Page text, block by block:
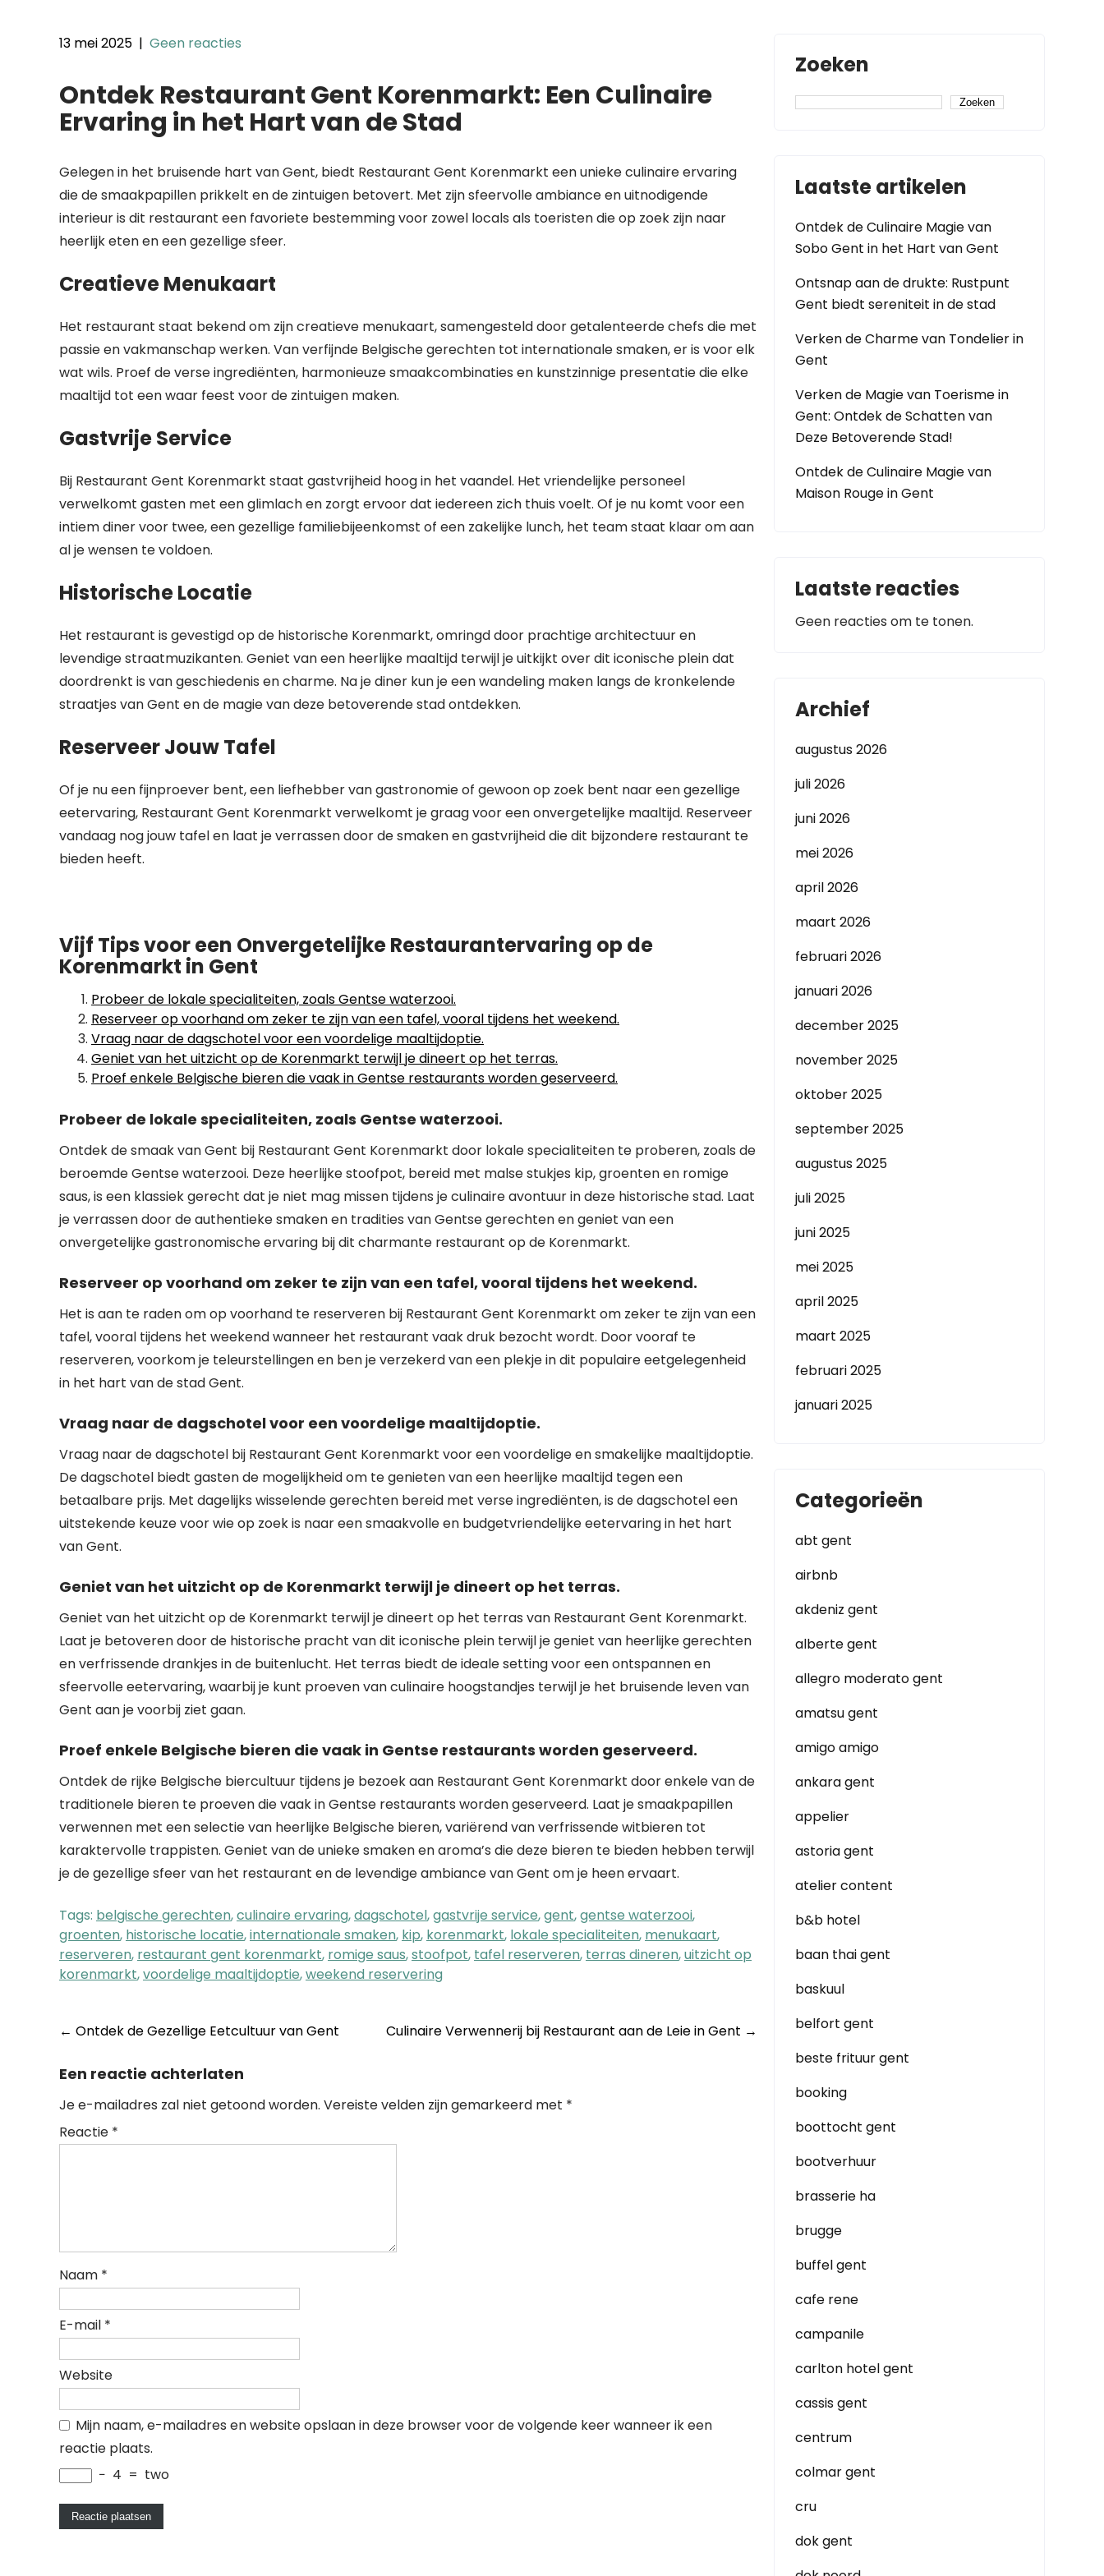
13 mei 2025 | Geen reacties
Ontdek Restaurant Gent Korenmarkt: Een Culinaire
Ervaring in het Hart van de Stad
Gelegen in het bruisende hart van Gent, biedt Restaurant Gent Korenmarkt een unieke culinaire ervaring
die de smaakpapillen prikkelt en de zintuigen betovert. Met zijn sfeervolle ambiance en uitnodigende
interieur is dit restaurant een favoriete bestemming voor zowel locals als toeristen die op zoek zijn naar
heerlijk eten en een gezellige sfeer.
Creatieve Menukaart
Het restaurant staat bekend om zijn creatieve menukaart, samengesteld door getalenteerde chefs die met
passie en vakmanschap werken. Van verfijnde Belgische gerechten tot internationale smaken, er is voor elk
wat wils. Proef de verse ingrediënten, harmonieuze smaakcombinaties en kunstzinnige presentatie die elke
maaltijd tot een waar feest voor de zintuigen maken.
Gastvrije Service
Bij Restaurant Gent Korenmarkt staat gastvrijheid hoog in het vaandel. Het vriendelijke personeel
verwelkomt gasten met een glimlach en zorgt ervoor dat iedereen zich thuis voelt. Of je nu komt voor een
intiem diner voor twee, een gezellige familiebijeenkomst of een zakelijke lunch, het team staat klaar om aan
al je wensen te voldoen.
Historische Locatie
Het restaurant is gevestigd op de historische Korenmarkt, omringd door prachtige architectuur en
levendige straatmuzikanten. Geniet van een heerlijke maaltijd terwijl je uitkijkt over dit iconische plein dat
doordrenkt is van geschiedenis en charme. Na je diner kun je een wandeling maken langs de kronkelende
straatjes van Gent en de magie van deze betoverende stad ontdekken.
Reserveer Jouw Tafel
Of je nu een fijnproever bent, een liefhebber van gastronomie of gewoon op zoek bent naar een gezellige
eetervaring, Restaurant Gent Korenmarkt verwelkomt je graag voor een onvergetelijke maaltijd. Reserveer
vandaag nog jouw tafel en laat je verrassen door de smaken en gastvrijheid die dit bijzondere restaurant te
bieden heeft.
Vijf Tips voor een Onvergetelijke Restaurantervaring op de
Korenmarkt in Gent
Probeer de lokale specialiteiten, zoals Gentse waterzooi.
Reserveer op voorhand om zeker te zijn van een tafel, vooral tijdens het weekend.
Vraag naar de dagschotel voor een voordelige maaltijdoptie.
Geniet van het uitzicht op de Korenmarkt terwijl je dineert op het terras.
Proef enkele Belgische bieren die vaak in Gentse restaurants worden geserveerd.
Probeer de lokale specialiteiten, zoals Gentse waterzooi.
Ontdek de smaak van Gent bij Restaurant Gent Korenmarkt door lokale specialiteiten te proberen, zoals de
beroemde Gentse waterzooi. Deze heerlijke stoofpot, bereid met malse stukjes kip, groenten en romige
saus, is een klassiek gerecht dat je niet mag missen tijdens je culinaire avontuur in deze historische stad. Laat
je verrassen door de authentieke smaken en tradities van Gentse gerechten en geniet van een
onvergetelijke gastronomische ervaring bij dit charmante restaurant op de Korenmarkt.
Reserveer op voorhand om zeker te zijn van een tafel, vooral tijdens het weekend.
Het is aan te raden om op voorhand te reserveren bij Restaurant Gent Korenmarkt om zeker te zijn van een
tafel, vooral tijdens het weekend wanneer het restaurant vaak druk bezocht wordt. Door vooraf te
reserveren, voorkom je teleurstellingen en ben je verzekerd van een plekje in dit populaire eetgelegenheid
in het hart van de stad Gent.
Vraag naar de dagschotel voor een voordelige maaltijdoptie.
Vraag naar de dagschotel bij Restaurant Gent Korenmarkt voor een voordelige en smakelijke maaltijdoptie.
De dagschotel biedt gasten de mogelijkheid om te genieten van een heerlijke maaltijd tegen een
betaalbare prijs. Met dagelijks wisselende gerechten bereid met verse ingrediënten, is de dagschotel een
uitstekende keuze voor wie op zoek is naar een smaakvolle en budgetvriendelijke eetervaring in het hart
van Gent.
Geniet van het uitzicht op de Korenmarkt terwijl je dineert op het terras.
Geniet van het uitzicht op de Korenmarkt terwijl je dineert op het terras van Restaurant Gent Korenmarkt.
Laat je betoveren door de historische pracht van dit iconische plein terwijl je geniet van heerlijke gerechten
en verfrissende drankjes in de buitenlucht. Het terras biedt de ideale setting voor een ontspannen en
sfeervolle eetervaring, waarbij je kunt proeven van culinaire hoogstandjes terwijl je het bruisende leven van
Gent aan je voorbij ziet gaan.
Proef enkele Belgische bieren die vaak in Gentse restaurants worden geserveerd.
Ontdek de rijke Belgische biercultuur tijdens je bezoek aan Restaurant Gent Korenmarkt door enkele van de
traditionele bieren te proeven die vaak in Gentse restaurants worden geserveerd. Laat je smaakpapillen
verwennen met een selectie van heerlijke Belgische bieren, variërend van verfrissende witbieren tot
karaktervolle trappisten. Geniet van de unieke smaken en aroma’s die deze bieren te bieden hebben terwijl
je de gezellige sfeer van het restaurant en de levendige ambiance van Gent om je heen ervaart.
Tags: belgische gerechten,culinaire ervaring,dagschotel,gastvrije service,gent,gentse waterzooi,
groenten, historische locatie,internationale smaken, kip, korenmarkt, lokale specialiteiten, menukaart,
reserveren, restaurant gent korenmarkt, romige saus,stoofpot, tafel reserveren, terras dineren,uitzicht op
korenmarkt,voordelige maaltijdoptie,weekend reservering
Post
navigation
← Ontdek de Gezellige Eetcultuur van Gent Culinaire Verwennerij bij Restaurant aan de Leie in Gent →
Een reactie achterlaten
Je e-mailadres zal niet getoond worden. Vereiste velden zijn gemarkeerd met *
Reactie *
Naam *
E-mail *
Website
Mijn naam, e-mailadres en website opslaan in deze browser voor de volgende keer wanneer ik een
reactie plaats.
− 4 = two
Zoeken
Zoeken
Laatste artikelen
Ontdek de Culinaire Magie van
Sobo Gent in het Hart van Gent
Ontsnap aan de drukte: Rustpunt
Gent biedt sereniteit in de stad
Verken de Charme van Tondelier in
Gent
Verken de Magie van Toerisme in
Gent: Ontdek de Schatten van
Deze Betoverende Stad!
Ontdek de Culinaire Magie van
Maison Rouge in Gent
Laatste reacties
Geen reacties om te tonen.
Archief
augustus 2026
juli 2026
juni 2026
mei 2026
april 2026
maart 2026
februari 2026
januari 2026
december 2025
november 2025
oktober 2025
september 2025
augustus 2025
juli 2025
juni 2025
mei 2025
april 2025
maart 2025
februari 2025
januari 2025
Categorieën
abt gent
airbnb
akdeniz gent
alberte gent
allegro moderato gent
amatsu gent
amigo amigo
ankara gent
appelier
astoria gent
atelier content
b&b hotel
baan thai gent
baskuul
belfort gent
beste frituur gent
booking
boottocht gent
bootverhuur
brasserie ha
brugge
buffel gent
cafe rene
campanile
carlton hotel gent
cassis gent
centrum
colmar gent
cru
dok gent